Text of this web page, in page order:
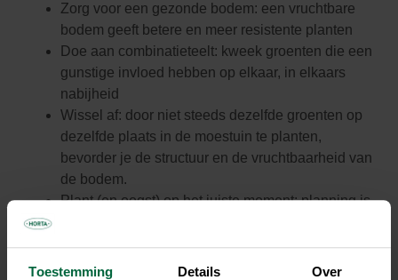
Toestemming Details Over
Zorg voor een gezonde bodem: een vruchtbare
bodem geeft betere en meer resistente planten
Doe aan combinatieteelt: kweek groenten die een
gunstige invloed hebben op elkaar, in elkaars
nabijheid
Wissel af: door niet steeds dezelfde groenten op
dezelfde plaats in de moestuin te planten,
bevorder je de structuur en de vruchtbaarheid van
de bodem.
Plant (en oogst) op het juiste moment: planning is